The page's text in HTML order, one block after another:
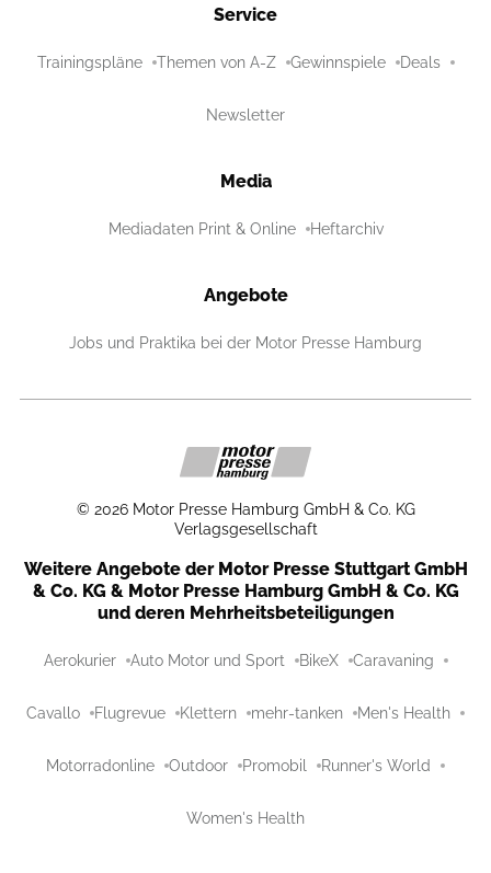
Service
Trainingspläne Themen von A-Z Gewinnspiele Deals
Newsletter
Media
Mediadaten Print & Online Heftarchiv
Angebote
Jobs und Praktika bei der Motor Presse Hamburg
© 2026 Motor Presse Hamburg GmbH & Co. KG
Verlagsgesellschaft
Weitere Angebote der Motor Presse Stuttgart GmbH
& Co. KG & Motor Presse Hamburg GmbH & Co. KG
und deren Mehrheitsbeteiligungen
Aerokurier Auto Motor und Sport BikeX Caravaning
Cavallo Flugrevue Klettern mehr-tanken Men's Health
Motorradonline Outdoor Promobil Runner's World
Women's Health